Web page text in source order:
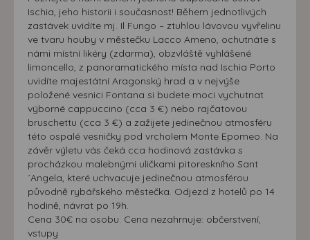
Ischia, jeho historii i současnost! Během jednotlivých
zastávek uvidíte mj. Il Fungo – ztuhlou lávovou vyvřelinu
ve tvaru houby v městečku Lacco Ameno, ochutnáte s
námi místní likéry (zdarma), obzvláště vyhlášené
limoncello, z panoramatického místa nad Ischia Porto
uvidíte majestátní Aragonský hrad a v nejvýše
položené vesnici Fontana si budete moci vychutnat
výborné cappuccino (cca 3 €) nebo rajčatovou
bruschettu (cca 3 €) a zažijete jedinečnou atmosféru
této ospalé vesničky pod vrcholem Monte Epomeo. Na
závěr výletu vás čeká cca hodinová zastávka s
procházkou malebnými uličkami pitoreskního Sant
´Angela, které uchvacuje jedinečnou atmosférou
původně rybářského městečka. Odjezd z hotelů po 14
hodině, návrat po 19h.
Cena 30€ na osobu. Cena nezahrnuje: občerstvení,
vstupy